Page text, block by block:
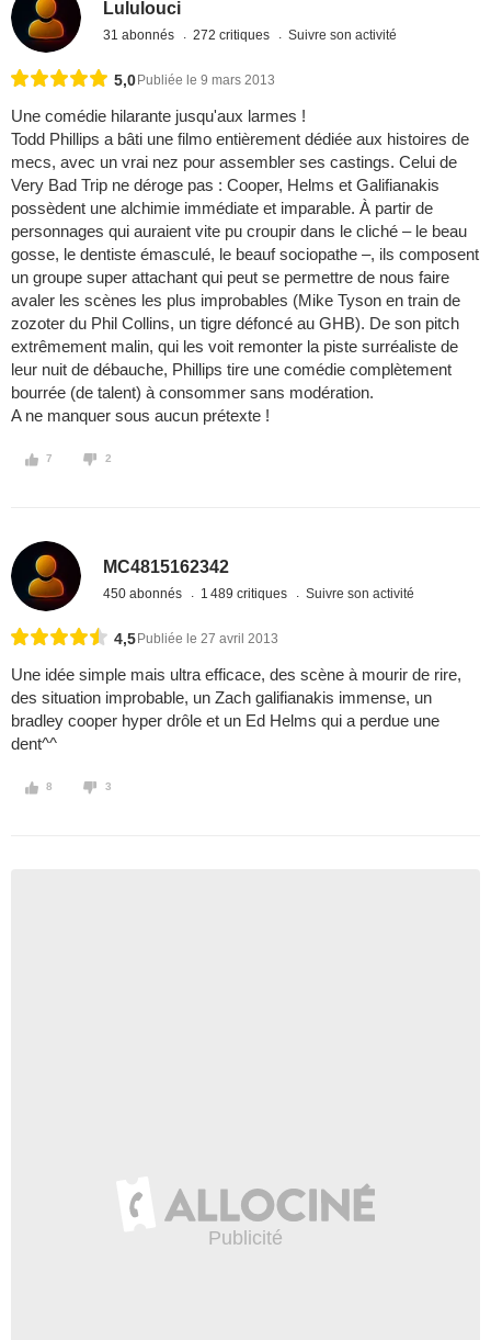
Lululouci
31 abonnés 272 critiques Suivre son activité
5,0 Publiée le 9 mars 2013
Une comédie hilarante jusqu'aux larmes !
Todd Phillips a bâti une filmo entièrement dédiée aux histoires de
mecs, avec un vrai nez pour assembler ses castings. Celui de
Very Bad Trip ne déroge pas : Cooper, Helms et Galifianakis
possèdent une alchimie immédiate et imparable. À partir de
personnages qui auraient vite pu croupir dans le cliché – le beau
gosse, le dentiste émasculé, le beauf sociopathe –, ils composent
un groupe super attachant qui peut se permettre de nous faire
avaler les scènes les plus improbables (Mike Tyson en train de
zozoter du Phil Collins, un tigre défoncé au GHB). De son pitch
extrêmement malin, qui les voit remonter la piste surréaliste de
leur nuit de débauche, Phillips tire une comédie complètement
bourrée (de talent) à consommer sans modération.
A ne manquer sous aucun prétexte !
7 2
MC4815162342
450 abonnés 1 489 critiques Suivre son activité
4,5 Publiée le 27 avril 2013
Une idée simple mais ultra efficace, des scène à mourir de rire,
des situation improbable, un Zach galifianakis immense, un
bradley cooper hyper drôle et un Ed Helms qui a perdue une
dent^^
8 3